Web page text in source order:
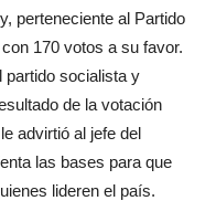
perteneciente al Partido
170 votos a su favor.
partido socialista y
de la votación
advirtió al jefe del
las bases para que
lideren el país.